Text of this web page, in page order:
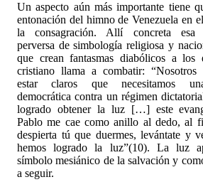
Un aspecto aún más importante tiene
entonación del himno de Venezuela en
la consagración. Allí concreta esa
perversa de simbología religiosa y
que crean fantasmas diabólicos a los
cristiano llama a combatir: “Nosotros
estar claros que necesitamos
democrática contra un régimen
logrado obtener la luz […] este
Pablo me cae como anillo al dedo, al
despierta tú que duermes, levántate y
hemos logrado la luz”(10). La luz
símbolo mesiánico de la salvación y
a seguir.